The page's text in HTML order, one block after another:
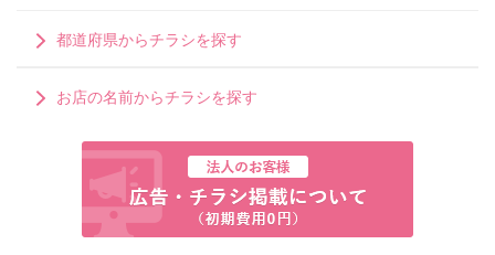
都道府県からチラシを探す
お店の名前からチラシを探す